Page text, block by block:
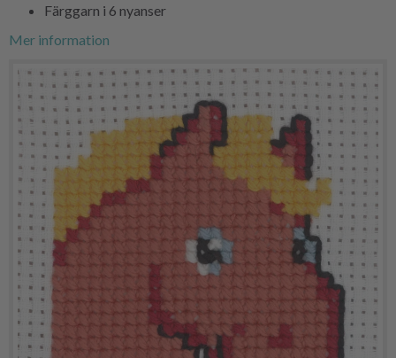
Färggarn i 6 nyanser
Mer information